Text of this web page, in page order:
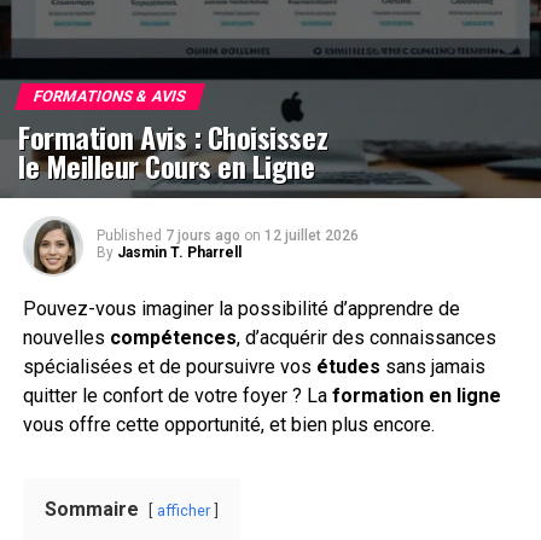
FORMATIONS & AVIS
Formation Avis : Choisissez
le Meilleur Cours en Ligne
Published 7 jours ago on 12 juillet 2026
By Jasmin T. Pharrell
Pouvez-vous imaginer la possibilité d’apprendre de
nouvelles compétences, d’acquérir des connaissances
spécialisées et de poursuivre vos études sans jamais
quitter le confort de votre foyer ? La formation en ligne
vous offre cette opportunité, et bien plus encore.
Sommaire afficher